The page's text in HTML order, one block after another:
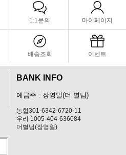
1:1문의 마이페이지
배송조회 이벤트
BANK INFO
예금주 : 장영일(더 별님)
농협301-6342-6720-11
우리 1005-404-636084
더별님(장영일)